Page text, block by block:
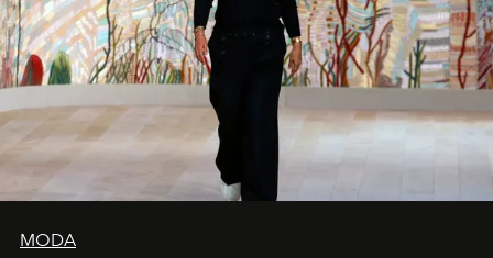
MODA